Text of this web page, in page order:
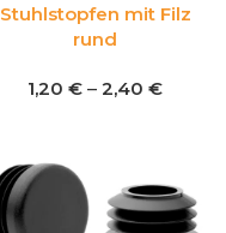
Stuhlstopfen mit Filz
rund
1,20 € – 2,40 €